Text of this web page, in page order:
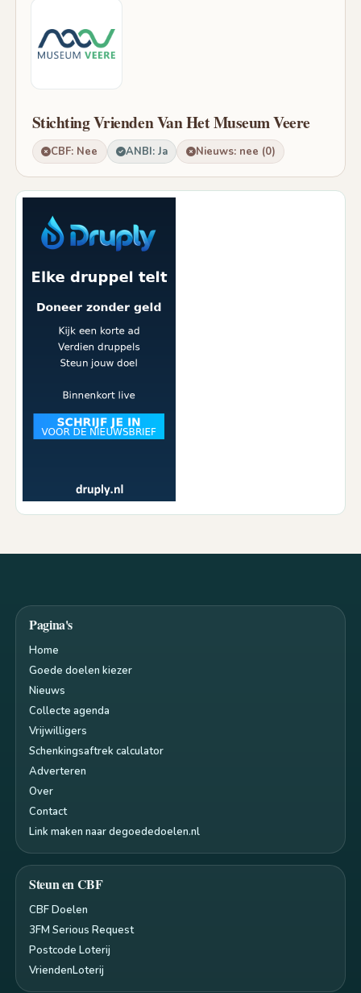
Stichting Vrienden Van Het Museum Veere
CBF: Nee ANBI: Ja Nieuws: nee (0)
Pagina's
Home
Goede doelen kiezer
Nieuws
Collecte agenda
Vrijwilligers
Schenkingsaftrek calculator
Adverteren
Over
Contact
Link maken naar degoededoelen.nl
Steun en CBF
CBF Doelen
3FM Serious Request
Postcode Loterij
VriendenLoterij